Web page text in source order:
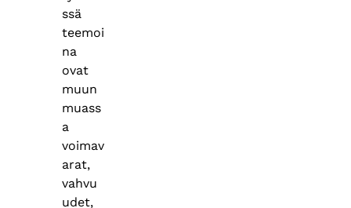
ssä
teemoi
na
ovat
muun
muass
a
voimav
arat,
vahvu
udet,